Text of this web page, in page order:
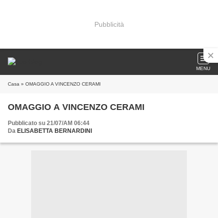
Pubblicità
MENU
Casa » OMAGGIO A VINCENZO CERAMI
OMAGGIO A VINCENZO CERAMI
Pubblicato su 21/07/AM 06:44
Da ELISABETTA BERNARDINI